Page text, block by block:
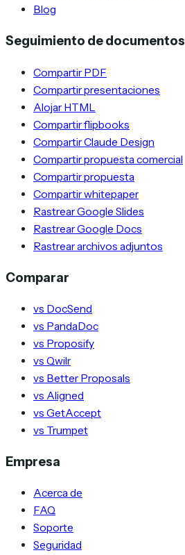
Blog
Seguimiento de documentos
Compartir PDF
Compartir presentaciones
Alojar HTML
Compartir flipbooks
Compartir Claude Design
Compartir propuesta comercial
Compartir propuesta
Compartir whitepaper
Rastrear Google Slides
Rastrear Google Docs
Rastrear archivos adjuntos
Comparar
vs DocSend
vs PandaDoc
vs Proposify
vs Qwilr
vs Better Proposals
vs Aligned
vs GetAccept
vs Trumpet
Empresa
Acerca de
FAQ
Soporte
Seguridad